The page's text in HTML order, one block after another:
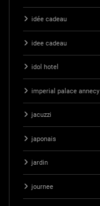
idée cadeau
idee cadeau
idol hotel
imperial palace annecy
jacuzzi
japonais
jardin
journee